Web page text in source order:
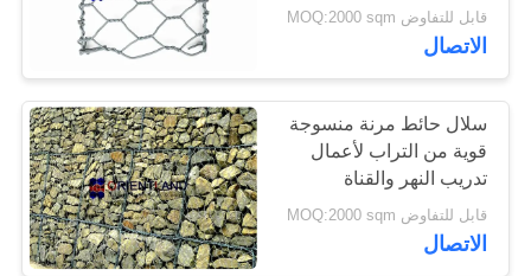
الهندسة المدنية
قابل للتفاوض MOQ:2000 sqm
الاتصال
سلال حائط مرنة منسوجة
قوية من التراب لأعمال
تدريب النهر والقناة
قابل للتفاوض MOQ:2000 sqm
الاتصال